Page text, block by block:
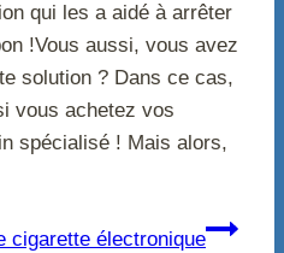
qui les a aidé à arrêter
!Vous aussi, vous avez
solution ? Dans ce cas,
vous achetez vos
spécialisé ! Mais alors,
cigarette électronique